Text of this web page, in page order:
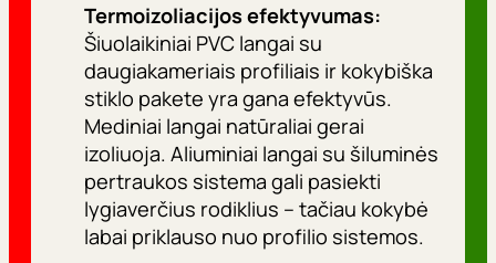
Termoizoliacijos efektyvumas:
Šiuolaikiniai PVC langai su
daugiakameriais profiliais ir kokybiška
stiklo pakete yra gana efektyvūs.
Mediniai langai natūraliai gerai
izoliuoja. Aliuminiai langai su šiluminės
pertraukos sistema gali pasiekti
lygiaverčius rodiklius – tačiau kokybė
labai priklauso nuo profilio sistemos.